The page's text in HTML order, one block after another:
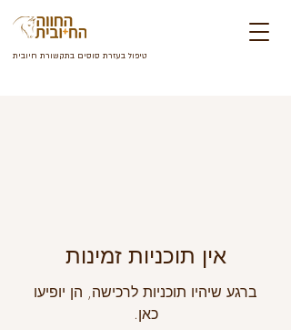
טיפול בעזרת סוסים בתקשורת חיובית
אין תוכניות זמינות
ברגע שיהיו תוכניות לרכישה, הן יופיעו
כאן.